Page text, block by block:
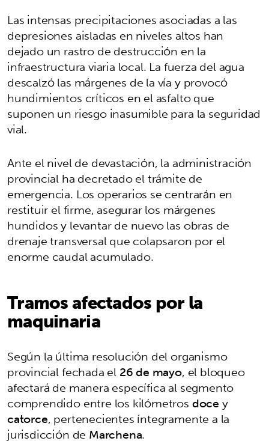
Las intensas precipitaciones asociadas a las
depresiones aisladas en niveles altos han
dejado un rastro de destrucción en la
infraestructura viaria local. La fuerza del agua
descalzó las márgenes de la vía y provocó
hundimientos críticos en el asfalto que
suponen un riesgo inasumible para la seguridad
vial.
Ante el nivel de devastación, la administración
provincial ha decretado el trámite de
emergencia. Los operarios se centrarán en
restituir el firme, asegurar los márgenes
hundidos y levantar de nuevo las obras de
drenaje transversal que colapsaron por el
enorme caudal acumulado.
Tramos afectados por la
maquinaria
Según la última resolución del organismo
provincial fechada el26 de mayo, el bloqueo
afectará de manera específica al segmento
comprendido entre los kilómetrosdocey
catorce, pertenecientes íntegramente a la
jurisdicción de Marchena.